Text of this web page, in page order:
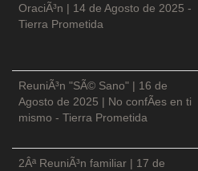
OraciÃ³n | 14 de Agosto de 2025 -
Tierra Prometida
ReuniÃ³n "SÃ© Sano" | 16 de
Agosto de 2025 | No confÃ­es en ti
mismo - Tierra Prometida
2Âª ReuniÃ³n familiar | 17 de